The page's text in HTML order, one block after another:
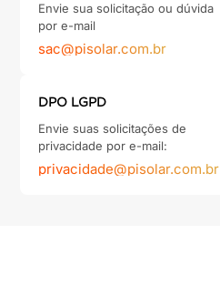
Envie sua solicitação ou dúvida
por e-mail
sac@pisolar.com.br
DPO LGPD
Envie suas solicitações de
privacidade por e-mail:
privacidade@pisolar.com.br